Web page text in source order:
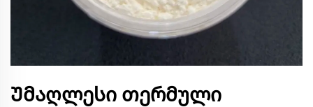
Უმაღლესი თერმული